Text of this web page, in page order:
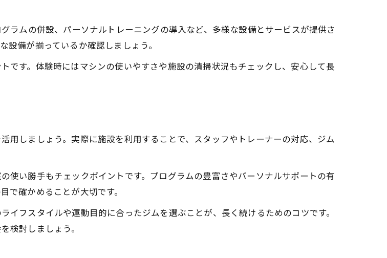
ラムの併設、パーソナルトレーニングの導入など、多様な設備とサービスが提供さ
備が揃っているか確認しましょう。
です。体験時にはマシンの使いやすさや施設の清掃状況もチェックし、安心して長
用しましょう。実際に施設を利用することで、スタッフやトレーナーの対応、ジム
使い勝手もチェックポイントです。プログラムの豊富さやパーソナルサポートの有
で確かめることが大切です。
フスタイルや運動目的に合ったジムを選ぶことが、長く続けるためのコツです。
検討しましょう。